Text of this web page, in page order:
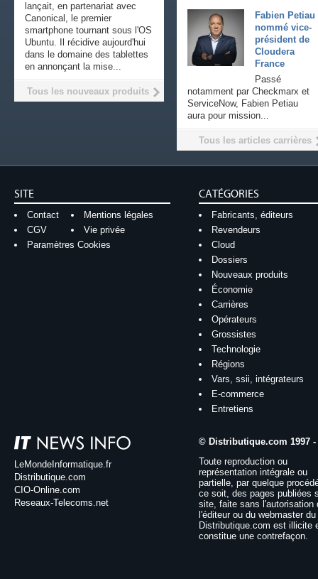
Fabien Petiau
nommé vice-
président de
Cloudera
France
Passé
notamment par Checkmarx et
ServiceNow, Fabien Petiau
aura pour mission...
Tous les articles carrières
lançait, en partenariat avec
Canonical, le premier
smartphone tournant sous l'OS
Ubuntu. Il récidive aujourd'hui
dans le domaine des tablettes
en annonçant la mise...
Tous les nouveaux produits
SITE
Contact
Mentions légales
CGV
Vie privée
Paramètres Cookies
CATÉGORIES
Fabricants, éditeurs
Revendeurs
Cloud
Dossiers
Nouveaux produits
Économie
Carrières
Opérateurs
Grossistes
Technologie
Régions
Vars, ssii, intégrateurs
E-commerce
Entretiens
LeMondeInformatique.fr
Distributique.com
CIO-Online.com
Reseaux-Telecoms.net
© Distributique.com 1997 -
Toute reproduction ou
représentation intégrale ou
partielle, par quelque
ce soit, des pages publiées
site, faite sans l'autorisation
l'éditeur ou du webmaster
Distributique.com est illicite
constitue une contrefaçon.